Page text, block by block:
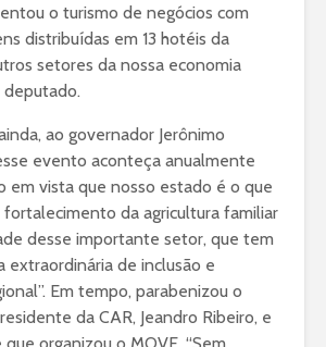
o turismo de negócios com
distribuídas em 13 hotéis da
setores da nossa economia
deputado.
ao governador Jerônimo
evento aconteça anualmente
em vista que nosso estado é o que
da agricultura familiar
desse importante setor, que tem
extraordinária de inclusão e
Em tempo, parabenizou o
da CAR, Jeandro Ribeiro, e